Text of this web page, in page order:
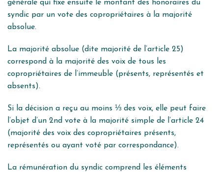
générale qui fixe ensuite le montant des honoraires du
syndic par un vote des copropriétaires à la majorité
absolue.
La majorité absolue (dite majorité de l’article 25)
correspond à la majorité des voix de tous les
copropriétaires de l’immeuble (présents, représentés et
absents).
Si la décision a reçu au moins ⅓ des voix, elle peut faire
l’objet d’un 2nd vote à la majorité simple de l’article 24
(majorité des voix des copropriétaires présents,
représentés ou ayant voté par correspondance).
La rémunération du syndic comprend les éléments